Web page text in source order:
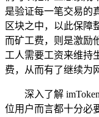
是验证每一笔交易的
区块之中，以此保障
而矿工费，则是激励
工人需要工资来维持
费，从而有了继续为
深入了解
位用户而言都十分必